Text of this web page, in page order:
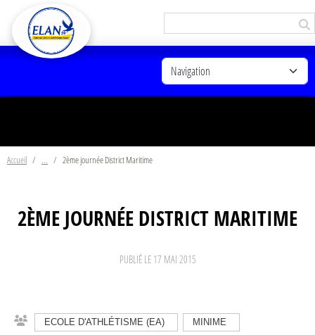
Accueil 2ème journée District Maritime
2ÈME JOURNÉE DISTRICT MARITIME
PUBLIÉ LE 17 MAI 2015
ECOLE D'ATHLÉTISME (EA) MINIME
Panneau de gestion des cookies